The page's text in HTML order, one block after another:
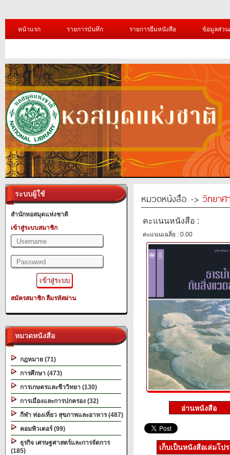
หน้าแรก รายการบันทึก รายการยืมหนังสือ ข้อมูลส่ว
ระบบผู้ใช้
สำนักหอสมุดแห่งชาติ
เข้าสู่ระบบสมาชิก
สมัครสมาชิก ลืมรหัสผ่าน
หมวดหนังสือ
กฎหมาย (71)
การศึกษา (473)
การเกษตรและชีววิทยา (130)
การเมืองและการปกครอง (32)
กีฬา ท่องเที่ยว สุขภาพและอาหาร (487)
คอมพิวเตอร์ (99)
ธุรกิจ เศรษฐศาสตร์และการจัดการ
(185)
หมวดหนังสือ -> วิทยาศ
คะแนนหนังสือ :
คะแนนเฉลี่ย : 0.00
เก็บเป็นหนังสือเล่มโป